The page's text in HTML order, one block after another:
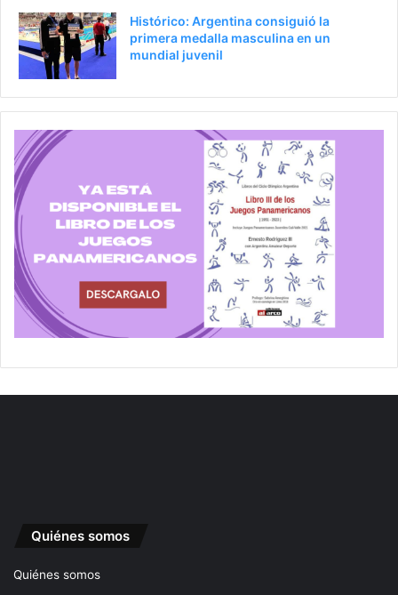
Histórico: Argentina consiguió la
primera medalla masculina en un
mundial juvenil
Quiénes somos
Quiénes somos